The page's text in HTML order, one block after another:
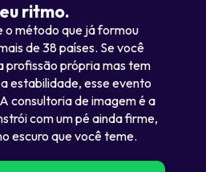
ritmo.
o método que já formou
de 38 países. Se você
profissão própria mas tem
estabilidade, esse evento
consultoria de imagem é a
com um pé ainda firme,
escuro que você teme.